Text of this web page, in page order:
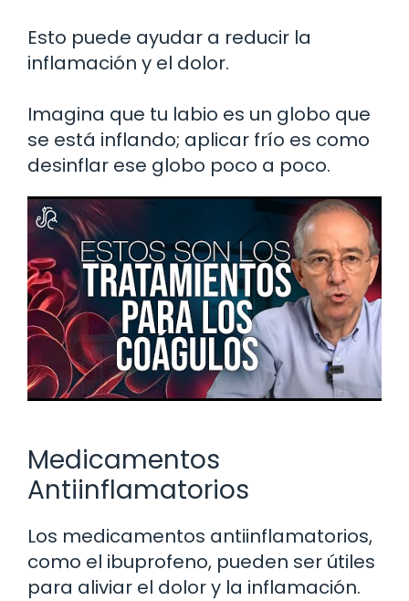
Esto puede ayudar a reducir la
inflamación y el dolor.
Imagina que tu labio es un globo que
se está inflando; aplicar frío es como
desinflar ese globo poco a poco.
Medicamentos
Antiinflamatorios
Los medicamentos antiinflamatorios,
como el ibuprofeno, pueden ser útiles
para aliviar el dolor y la inflamación.